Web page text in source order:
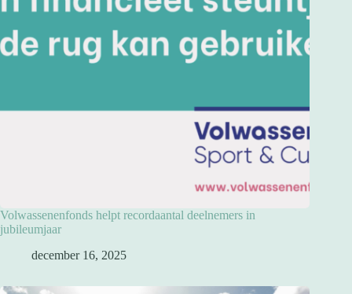
Volwassenenfonds helpt recordaantal deelnemers in
jubileumjaar
december 16, 2025